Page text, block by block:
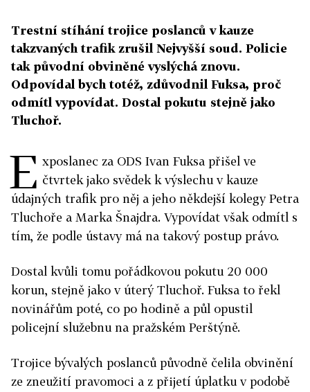
Trestní stíhání trojice poslanců v kauze
takzvaných trafik zrušil Nejvyšší soud. Policie
tak původní obviněné vyslýchá znovu.
Odpovídal bych totéž, zdůvodnil Fuksa, proč
odmítl vypovídat. Dostal pokutu stejně jako
Tluchoř.
E xposlanec za ODS Ivan Fuksa přišel ve
čtvrtek jako svědek k výslechu v kauze
údajných trafik pro něj a jeho někdejší kolegy Petra
Tluchoře a Marka Šnajdra. Vypovídat však odmítl s
tím, že podle ústavy má na takový postup právo.
Dostal kvůli tomu pořádkovou pokutu 20 000
korun, stejně jako v úterý Tluchoř. Fuksa to řekl
novinářům poté, co po hodině a půl opustil
policejní služebnu na pražském Perštýně.
Trojice bývalých poslanců původně čelila obvinění
ze zneužití pravomoci a z přijetí úplatku v podobě